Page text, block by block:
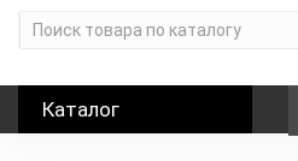
Каталог